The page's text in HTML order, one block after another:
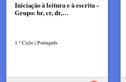
Iniciação à leitura e à escrita -
Grupo: br, cr, dr,…
1.º Ciclo | Português